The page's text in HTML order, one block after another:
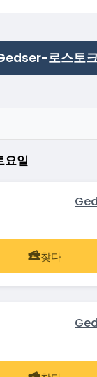
로스토
요일
찾다